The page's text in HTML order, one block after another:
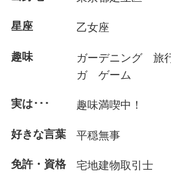
星座 乙女座
趣味
ガーデニング
ガ ゲーム
実は･･･ 趣味満喫中！
好きな言葉 平穏無事
免許・資格 宅地建物取引士